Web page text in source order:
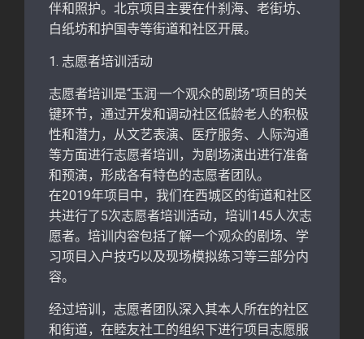
伴和照护。北京项目主要在什刹海、老街坊、
白纸坊和护国寺等街道和社区开展。
1. 志愿者培训活动
志愿者培训是“玉润·一个观众的剧场”项目的关
键环节，通过开发和调动社区低龄老人的积极
性和潜力，从文艺表演、医疗服务、人际沟通
等方面进行志愿者培训，为剧场演出进行准备
和预演，形成各有特色的志愿者团队。
在2019年项目中，我们在西城区的街道和社区
共进行了5次志愿者培训活动，培训145人次志
愿者。培训内容包括了解一个观众的剧场、学
习项目入户技巧以及现场模拟练习等三部分内
容。
经过培训，志愿者团队深入其本人所在的社区
和街道，在睦友社工的组织下进行项目志愿服